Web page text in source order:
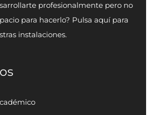
profesionalmente pero no
para hacerlo? Pulsa aquí para
instalaciones.